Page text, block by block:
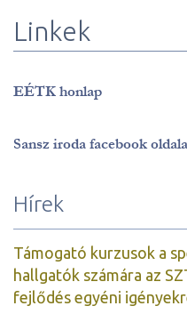
Linkek
EÉTK honlap
Sansz iroda facebook oldala
Hírek
Támogató kurzusok a
hallgatók számára az
fejlődés egyéni